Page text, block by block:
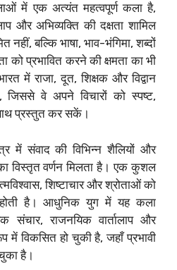
में एक अत्यंत महत्वपूर्ण कला है,
और अभिव्यक्ति की दक्षता शामिल
बल्कि भाषा, भाव-भंगिमा, शब्दों
प्रभावित करने की क्षमता का भी
में राजा, दूत, शिक्षक और विद्वान
वे अपने विचारों को स्पष्ट,
प्रस्तुत कर सकें।
में संवाद की विभिन्न शैलियों और
विस्तृत वर्णन मिलता है। एक कुशल
शिष्टाचार और श्रोताओं को
है। आधुनिक युग में यह कला
संचार, राजनयिक वार्तालाप और
में विकसित हो चुकी है, जहाँ प्रभावी
है।